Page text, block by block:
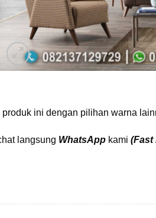
ini dengan pilihan warna
langsung WhatsApp kami (Fast